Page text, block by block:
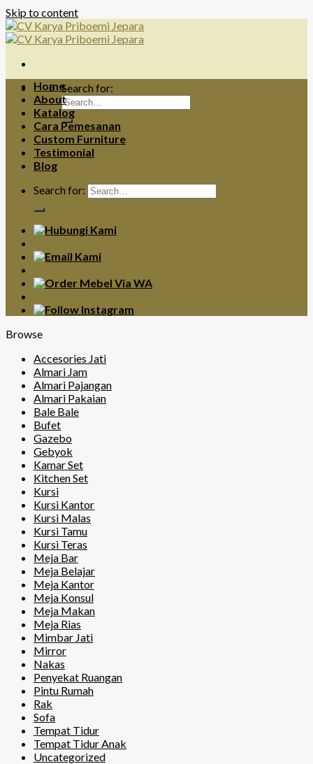
Skip to content
Search for:
Home
About
Katalog
Cara Pemesanan
Custom Furniture
Testimonial
Blog
Search for:
Browse
Accesories Jati
Almari Jam
Almari Pajangan
Almari Pakaian
Bale Bale
Bufet
Gazebo
Gebyok
Kamar Set
Kitchen Set
Kursi
Kursi Kantor
Kursi Malas
Kursi Tamu
Kursi Teras
Meja Bar
Meja Belajar
Meja Kantor
Meja Konsul
Meja Makan
Meja Rias
Mimbar Jati
Mirror
Nakas
Penyekat Ruangan
Pintu Rumah
Rak
Sofa
Tempat Tidur
Tempat Tidur Anak
Uncategorized